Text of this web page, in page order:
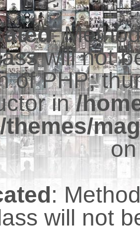
:
will not
of PHP;
in/
:
will not